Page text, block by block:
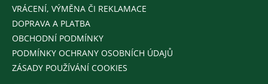
VRÁCENÍ, VÝMĚNA ČI REKLAMACE
DOPRAVA A PLATBA
OBCHODNÍ PODMÍNKY
PODMÍNKY OCHRANY OSOBNÍCH ÚDAJŮ
ZÁSADY POUŽÍVÁNÍ COOKIES